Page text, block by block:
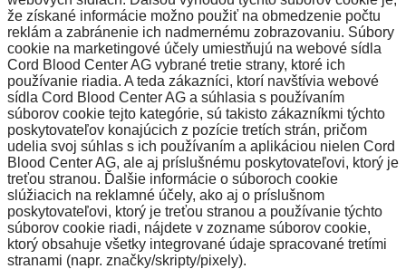
že získané informácie možno použiť na obmedzenie počtu
reklám a zabránenie ich nadmernému zobrazovaniu. Súbory
cookie na marketingové účely umiestňujú na webové sídla
Cord Blood Center AG vybrané tretie strany, ktoré ich
používanie riadia. A teda zákazníci, ktorí navštívia webové
sídla Cord Blood Center AG a súhlasia s používaním
súborov cookie tejto kategórie, sú takisto zákazníkmi týchto
poskytovateľov konajúcich z pozície tretích strán, pričom
udelia svoj súhlas s ich používaním a aplikáciou nielen Cord
Blood Center AG, ale aj príslušnému poskytovateľovi, ktorý je
treťou stranou. Ďalšie informácie o súboroch cookie
slúžiacich na reklamné účely, ako aj o príslušnom
poskytovateľovi, ktorý je treťou stranou a používanie týchto
súborov cookie riadi, nájdete v zozname súborov cookie,
ktorý obsahuje všetky integrované údaje spracované tretími
stranami (napr. značky/skripty/pixely).